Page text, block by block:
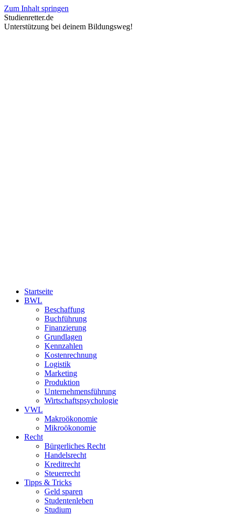
Zum Inhalt springen
Studienretter.de
Unterstützung bei deinem Bildungsweg!
Startseite
BWL
Beschaffung
Buchführung
Finanzierung
Grundlagen
Kennzahlen
Kostenrechnung
Logistik
Marketing
Produktion
Unternehmensführung
Wirtschaftspsychologie
VWL
Makroökonomie
Mikroökonomie
Recht
Bürgerliches Recht
Handelsrecht
Kreditrecht
Steuerrecht
Tipps & Tricks
Geld sparen
Studentenleben
Studium